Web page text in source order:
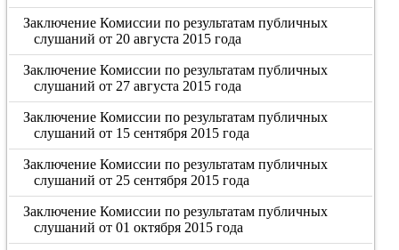
Заключение Комиссии по результатам публичных
слушаний от 20 августа 2015 года
Заключение Комиссии по результатам публичных
слушаний от 27 августа 2015 года
Заключение Комиссии по результатам публичных
слушаний от 15 сентября 2015 года
Заключение Комиссии по результатам публичных
слушаний от 25 сентября 2015 года
Заключение Комиссии по результатам публичных
слушаний от 01 октября 2015 года